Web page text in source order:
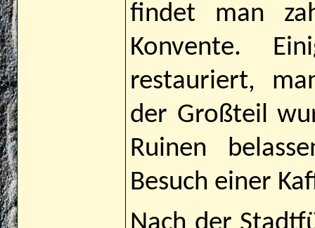
findet man
Konvente.
restauriert,
der Großteil
Ruinen
Besuch einer